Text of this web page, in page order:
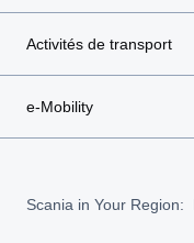
Activités de transport
e-Mobility
Scania in Your Region: